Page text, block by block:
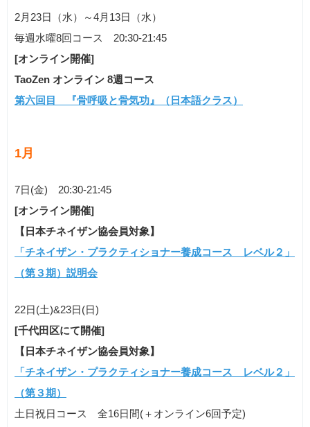
2月23日（水）～4月13日（水）
毎週水曜8回コース 20:30-21:45
[オンライン開催]
TaoZen オンライン 8週コース
第六回目 『骨呼吸と骨気功』（日本語クラス）
1月
7日(金) 20:30-21:45
[オンライン開催]
【日本チネイザン協会員対象】
「チネイザン・プラクティショナー養成コース レベル２」
（第３期）説明会
22日(土)&23日(日)
[千代田区にて開催]
【日本チネイザン協会員対象】
「チネイザン・プラクティショナー養成コース レベル２」
（第３期）
土日祝日コース 全16日間(＋オンライン6回予定)